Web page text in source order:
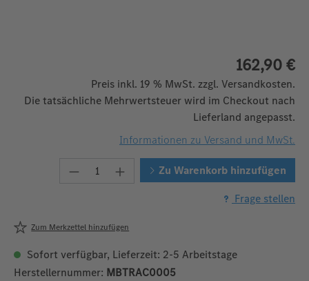
162,90 €
Preis inkl. 19 % MwSt. zzgl. Versandkosten.
Die tatsächliche Mehrwertsteuer wird im Checkout nach
Lieferland angepasst.
Informationen zu Versand und MwSt.
Produkt Anzahl: Gib den
Zu Warenkorb hinzufügen
Frage stellen
Zum Merkzettel hinzufügen
Sofort verfügbar, Lieferzeit: 2-5 Arbeitstage
Herstellernummer: MBTRAC0005